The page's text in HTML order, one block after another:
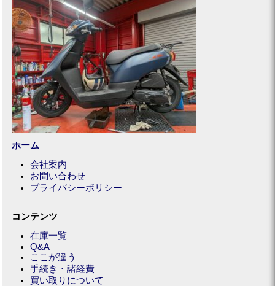
ホーム
会社案内
お問い合わせ
プライバシーポリシー
コンテンツ
在庫一覧
Q&A
ここが違う
手続き・諸経費
買い取りについて